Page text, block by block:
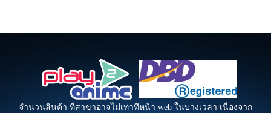
จำนวนสินค้า ที่สาขาอาจไม่เท่าทีหน้า web ในบางเวลา เนื่องจาก